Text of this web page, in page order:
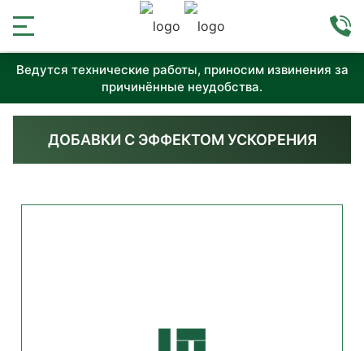
Ведутся технические работы, приносим извинения за
причинённые неудобства.
ДОБАВКИ С ЭФФЕКТОМ УСКОРЕНИЯ